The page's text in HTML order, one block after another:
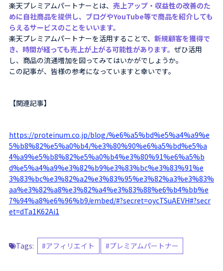
楽天プレミアムパートナーとは、 売上アップ・収益性の改善のた
めに自社商品を提供し、ブログやYouTube等で商品を紹介しても
らえるサービスのことをいいます。
楽天プレミアムパートナーを活用することで、 新規顧客を獲得で
き、時間が経っても売上が上がる可能性があります。 ぜひ活用
し、商品の流通増加を図ってみてはいかがでしょうか。
この記事が、皆様の参考になっていますと幸いです。
【関連記事】
https://proteinum.co.jp/blog/%e6%a5%bd%e5%a4%a9%e
5%b8%82%e5%a0%b4/%e3%80%90%e6%a5%bd%e5%a
4%a9%e5%b8%82%e5%a0%b4%e3%80%91%e6%a5%b
d%e5%a4%a9%e3%82%b9%e3%83%bc%e3%83%91%e
3%83%bc%e3%82%a2%e3%83%95%e3%82%a3%e3%83%
aa%e3%82%a8%e3%82%a4%e3%83%88%e6%b4%bb%e
7%94%a8%e6%96%b9/embed/#?secret=oycTSuAEVH#?secr
et=dTa1K62Ai1
Tags: アフィリエイト プレミアムパートナー